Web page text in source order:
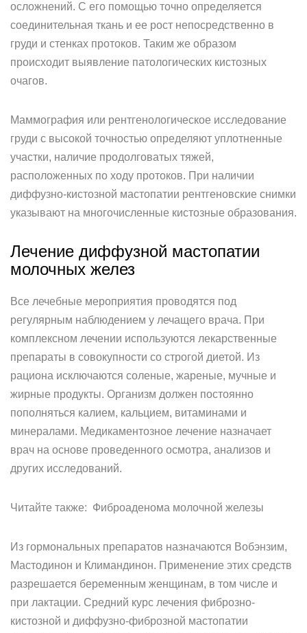
осложнений. С его помощью точно определяется
соединительная ткань и ее рост непосредственно в
груди и стенках протоков. Таким же образом
происходит выявление патологических кистозных
очагов.
Маммография или рентгенологическое исследование
груди с высокой точностью определяют уплотненные
участки, наличие продолговатых тяжей,
расположенных по ходу протоков. При наличии
диффузно-кистозной мастопатии рентгеновские снимки
указывают на многочисленные кистозные образования.
Лечение диффузной мастопатии
молочных желез
Все лечебные мероприятия проводятся под
регулярным наблюдением у лечащего врача. При
комплексном лечении используются лекарственные
препараты в совокупности со строгой диетой. Из
рациона исключаются соленые, жареные, мучные и
жирные продукты. Организм должен постоянно
пополняться калием, кальцием, витаминами и
минералами. Медикаментозное лечение назначает
врач на основе проведенного осмотра, анализов и
других исследований.
Читайте также: Фиброаденома молочной железы
Из гормональных препаратов назначаются Вобэнзим,
Мастодинон и Климандинон. Применение этих средств
разрешается беременным женщинам, в том числе и
при лактации. Средний курс лечения фиброзно-
кистозной и диффузно-фиброзной мастопатии